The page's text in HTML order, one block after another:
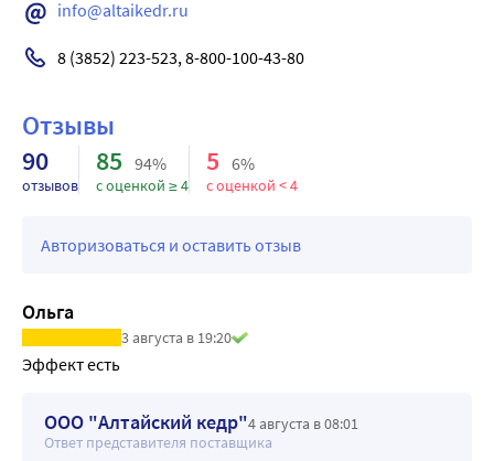
запорах, спастических колитах, геморрое и трещинах
•Цветки ромашки аптечной активизируют секреторную
желчеотделение, снимают спазмы органов брюшной
полости, уменьшают образование газов в кишечнике.
•Плоды укропа пахучего обладают спазмолитическим,
гипотензивным, мочегонным, противовоспалительным,
репаративным свойствами.
противомикробное, спазмолитическое, желчегонное,
мочегонное, обволакивающее, ветрогонное и
репаративное средство.
•Трава череды трехраздельной применяется как
противовоспалительное средство.
info@altaikedr.ru
8 (3852) 223-523, 8-800-100-43-80
Отзывы
90
отзывов
85 94%
с оценкой ≥ 4
5 6%
с оценкой < 4
Авторизоваться и оставить отзыв
Ольга
3 августа в 19:20
Эффект есть
ООО "Алтайский кедр"4 августа в 08:01
Ответ представителя поставщика